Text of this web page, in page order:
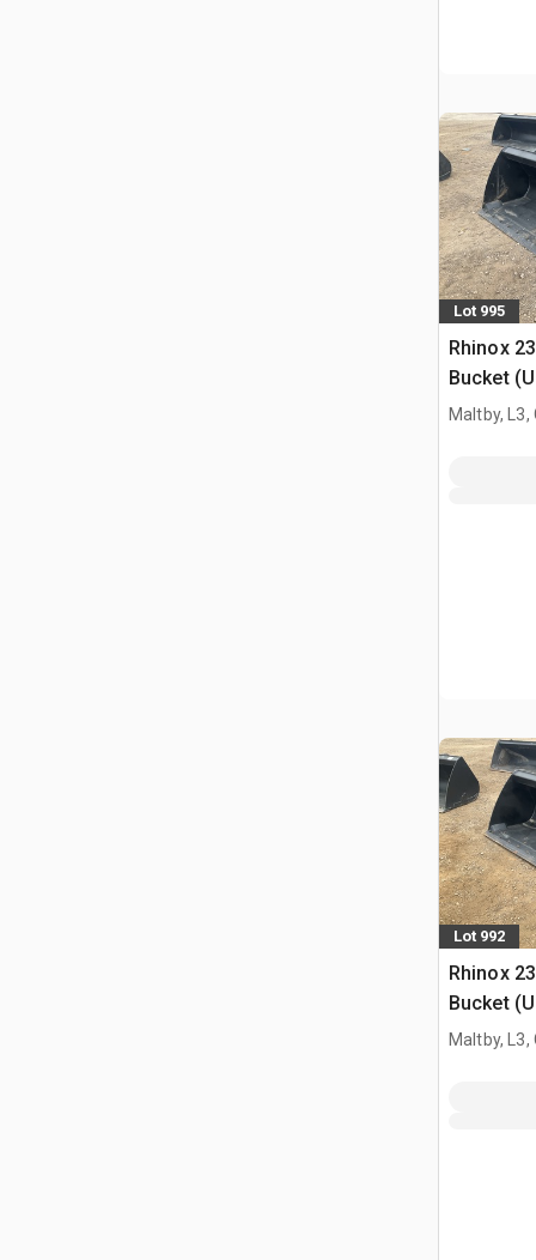
Lot 995
Rhinox
Bucket
Maltby, L3,
Lot 992
Rhinox
Bucket
Maltby, L3,